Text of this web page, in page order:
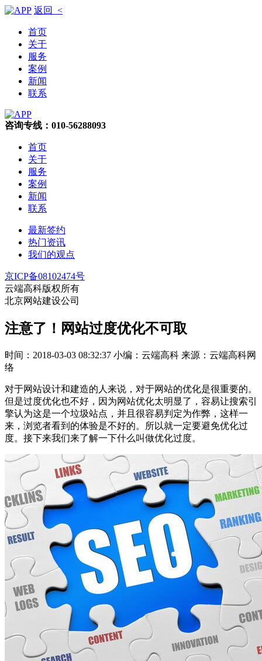
返回 <
首页
关于
服务
案例
新闻
联系
咨询专线：010-56288093
首页
关于
服务
案例
新闻
联系
最新签约
热门资讯
我们的观点
京ICP备08102474号
云端高科版权所有
北京网站建设公司
注意了！网站过度优化不可取
时间：2018-03-03 08:32:37 小编：云端高科 来源：云端高科网
络
对于网站设计和建造的人来说，对于网站的优化是很重要的。
但是过度优化也不好，因为网站优化太明显了，容易让搜索引
擎认为这是一个垃圾站点，并且很容易判定为作弊，这样一
来，浏览者看到的体验是不好的。所以就一定要避免优化过
度。接下来我们来了解一下什么叫做优化过度。